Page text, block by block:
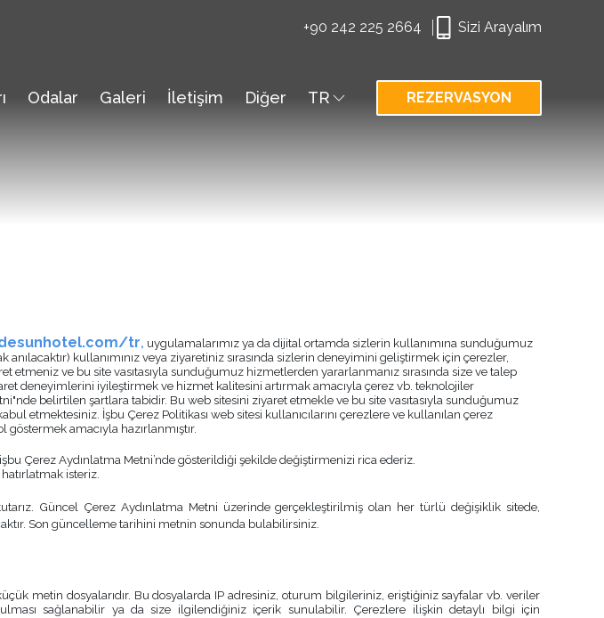
+90 242 225 2664 Sizi Arayalım
Odalar Galeri İletişim Diğer TR REZERVASYON
tr, uygulamalarımız ya da dijital ortamda sizlerin kullanımına sunduğumuz
kullanımınız veya ziyaretiniz sırasında sizlerin deneyimini geliştirmek için çerezler,
ve bu site vasıtasıyla sunduğumuz hizmetlerden yararlanmanız sırasında size ve talep
deneyimlerini iyileştirmek ve hizmet kalitesini artırmak amacıyla çerez vb. teknolojiler
belirtilen şartlara tabidir. Bu web sitesini ziyaret etmekle ve bu site vasıtasıyla sunduğumuz
etmektesiniz. İşbu Çerez Politikası web sitesi kullanıcılarını çerezlere ve kullanılan çerez
amacıyla hazırlanmıştır.
Çerez Aydınlatma Metni’nde gösterildiği şekilde değiştirmenizi rica ederiz.
isteriz.
Güncel Çerez Aydınlatma Metni üzerinde gerçekleştirilmiş olan her türlü değişiklik sitede,
Son güncelleme tarihini metnin sonunda bulabilirsiniz.
metin dosyalarıdır. Bu dosyalarda IP adresiniz, oturum bilgileriniz, eriştiğiniz sayfalar vb. veriler
sağlanabilir ya da size ilgilendiğiniz içerik sunulabilir. Çerezlere ilişkin detaylı bilgi için